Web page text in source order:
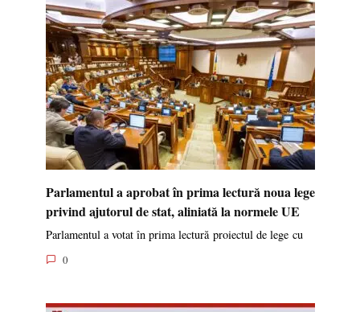
Parlamentul a aprobat în prima lectură noua lege
privind ajutorul de stat, aliniată la normele UE
Parlamentul a votat în prima lectură proiectul de lege cu
0